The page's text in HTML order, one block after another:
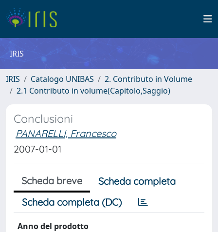
IRIS
IRIS Catalogo UNIBAS
2. Contributo in Volume
2.1 Contributo in volume(Capitolo,Saggio)
Conclusioni
PANARELLI, Francesco
2007-01-01
Scheda breve
Scheda completa
Scheda completa (DC)
Anno del prodotto